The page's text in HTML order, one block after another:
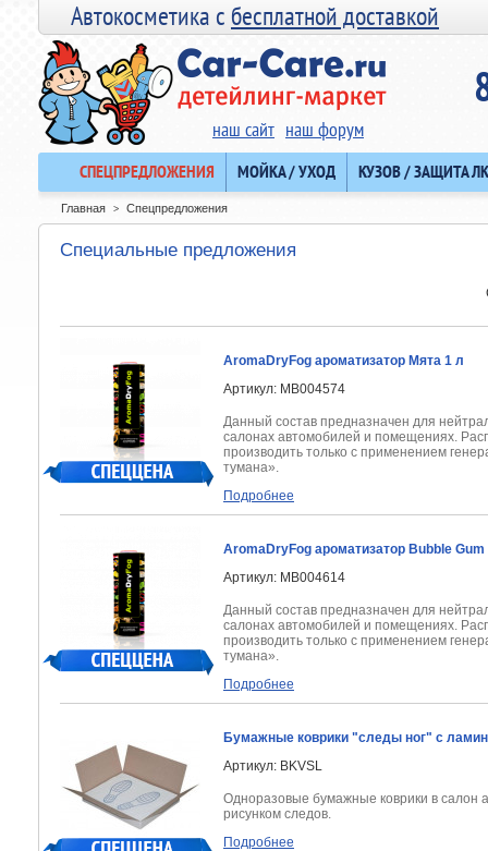
Автокосметика сбесплатной доставкой
наш сайт наш форум
СПЕЦПРЕДЛОЖЕНИЯ МОЙКА / УХОД КУЗОВ / ЗАЩИТА
Главная > Спецпредложения
Специальные предложения
AromaDryFog ароматизатор Мята 1 л
Артикул: MB004574
Данный состав предназначен для
салонах автомобилей и помещениях.
производить только с применением
тумана».
Подробнее
AromaDryFog ароматизатор Bubble Gum
Артикул: MB004614
Данный состав предназначен для
салонах автомобилей и помещениях.
производить только с применением
тумана».
Подробнее
Бумажные коврики "следы ног" с
Артикул: BKVSL
Одноразовые бумажные коврики в салон
рисунком следов.
Подробнее